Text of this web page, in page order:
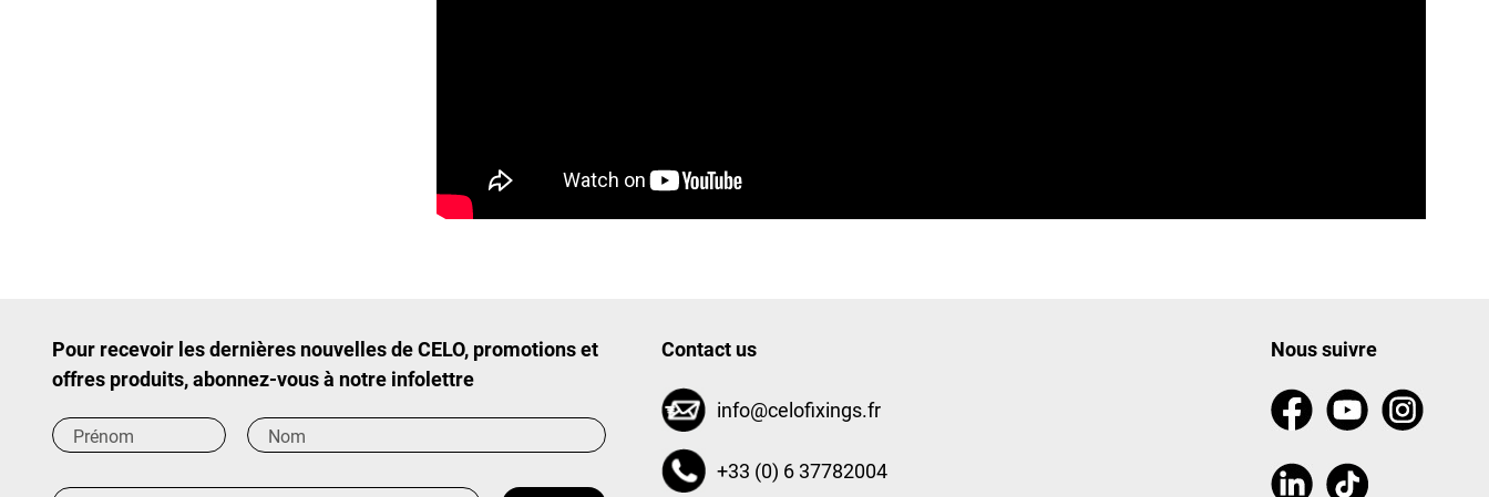
Pour recevoir les dernières nouvelles de CELO, promotions et
offres produits, abonnez-vous à notre infolettre
Contact us
info@celofixings.fr
+33 (0) 6 37782004
Nous suivre